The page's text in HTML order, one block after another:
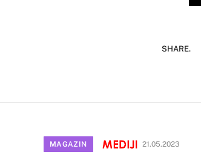
SHARE.
MAGAZIN 21.05.2023